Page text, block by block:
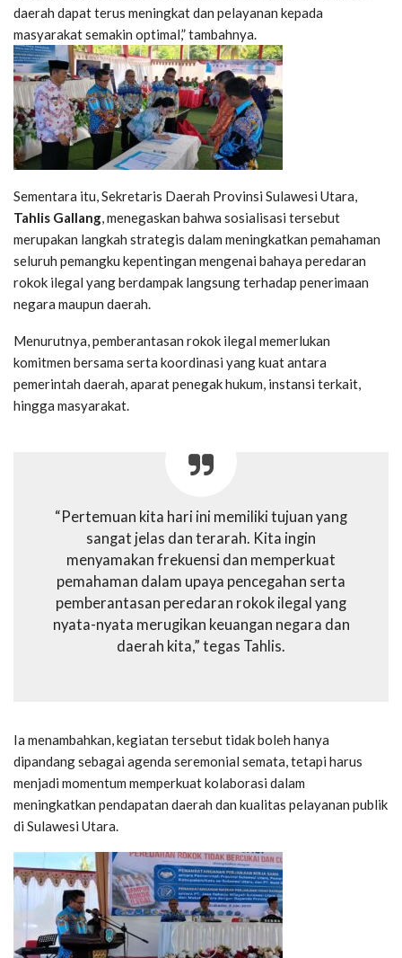
daerah dapat terus meningkat dan pelayanan kepada
masyarakat semakin optimal,” tambahnya.
Sementara itu, Sekretaris Daerah Provinsi Sulawesi Utara,
Tahlis Gallang, menegaskan bahwa sosialisasi tersebut
merupakan langkah strategis dalam meningkatkan pemahaman
seluruh pemangku kepentingan mengenai bahaya peredaran
rokok ilegal yang berdampak langsung terhadap penerimaan
negara maupun daerah.
Menurutnya, pemberantasan rokok ilegal memerlukan
komitmen bersama serta koordinasi yang kuat antara
pemerintah daerah, aparat penegak hukum, instansi terkait,
hingga masyarakat.
“Pertemuan kita hari ini memiliki tujuan yang
sangat jelas dan terarah. Kita ingin
menyamakan frekuensi dan memperkuat
pemahaman dalam upaya pencegahan serta
pemberantasan peredaran rokok ilegal yang
nyata-nyata merugikan keuangan negara dan
daerah kita,” tegas Tahlis.
Ia menambahkan, kegiatan tersebut tidak boleh hanya
dipandang sebagai agenda seremonial semata, tetapi harus
menjadi momentum memperkuat kolaborasi dalam
meningkatkan pendapatan daerah dan kualitas pelayanan publik
di Sulawesi Utara.